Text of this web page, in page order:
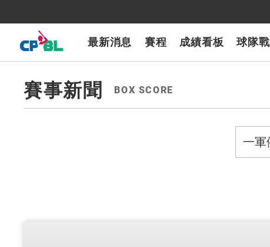
最新消息 賽程 成績看板 球隊
7-ELEVEn獅
樂天桃猿富邦悍將 味全龍 台鋼雄鷹CPBLTV
賽事新聞 BOX SCORE